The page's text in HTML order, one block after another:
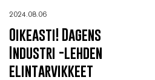
2024.08.06
Oikeasti! Dagens
Industri -lehden
elintarvikkeet